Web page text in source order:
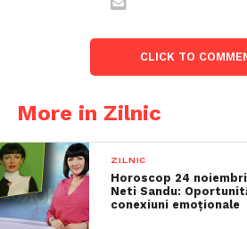
CLICK TO
More in Zilnic
ZILNIC
Horoscop 24
Neti Sandu:
conexiuni emoționale